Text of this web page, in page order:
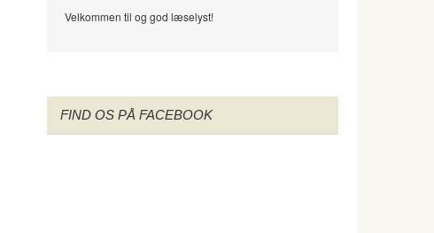
Velkommen til og god læselyst!
FIND OS PÅ FACEBOOK